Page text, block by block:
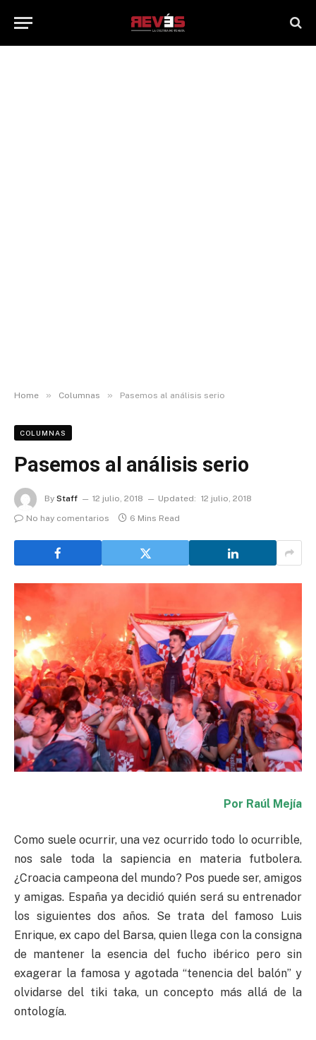
Home » Columnas » Pasemos al análisis serio
COLUMNAS
Pasemos al análisis serio
By Staff 12 julio, 2018 Updated: 12 julio, 2018
No hay comentarios
6 Mins Read
Por Raúl Mejía
Como suele ocurrir, una vez ocurrido todo lo ocurrible,
nos sale toda la sapiencia en materia futbolera.
¿Croacia campeona del mundo? Pos puede ser, amigos
y amigas. España ya decidió quién será su entrenador
los siguientes dos años. Se trata del famoso Luis
Enrique, ex capo del Barsa, quien llega con la consigna
de mantener la esencia del fucho ibérico pero sin
exagerar la famosa y agotada “tenencia del balón” y
olvidarse del tiki taka, un concepto más allá de la
ontología.